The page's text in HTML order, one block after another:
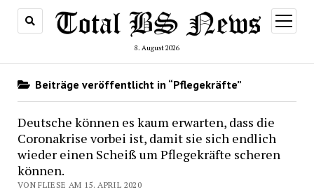
8. August 2026
Menü
öffnen
Beiträge veröffentlicht in “Pflegekräfte”
Deutsche können es kaum erwarten, dass die
Coronakrise vorbei ist, damit sie sich endlich
wieder einen Scheiß um Pflegekräfte scheren
können.
VON FLIESE AM 15. APRIL 2020